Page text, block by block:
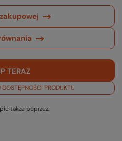
TERAZ
PRODUKTU
także poprzez: